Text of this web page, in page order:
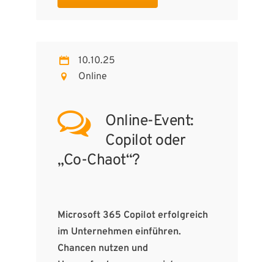
10.10.25
Online
Online-Event:
Copilot oder
„Co-Chaot“?
Microsoft 365 Copilot erfolgreich
im Unternehmen einführen.
Chancen nutzen und